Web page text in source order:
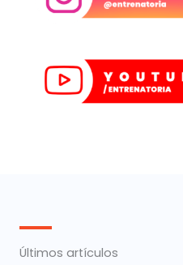
Últimos artículos